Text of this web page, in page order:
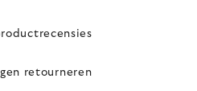
retourneren